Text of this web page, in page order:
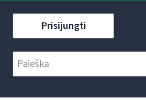
Prisijungti